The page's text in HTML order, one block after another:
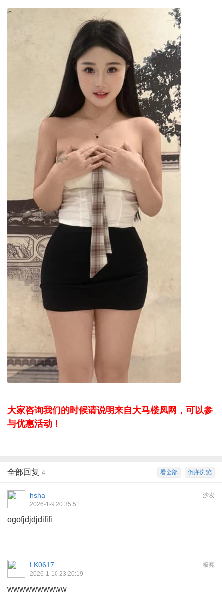
大家咨询我们的时候请说明来自大马楼凤网，可以参
与优惠活动！
倒序浏览
看全部
全部回复 4
沙发
hsha
2026-1-9 20:35:51
ogofjdjdjdififi
板凳
LK0617
2026-1-10 23:20:19
wwwwwwwwww